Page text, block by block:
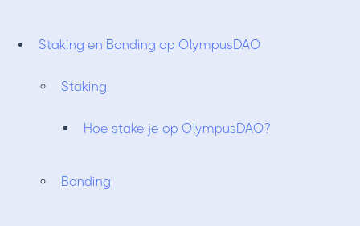
Staking en Bonding op OlympusDAO
Staking
Hoe stake je op OlympusDAO?
Bonding